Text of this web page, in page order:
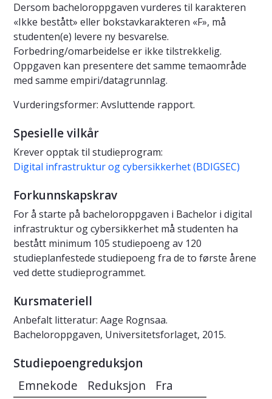
Dersom bacheloroppgaven vurderes til karakteren
«Ikke bestått» eller bokstavkarakteren «F», må
studenten(e) levere ny besvarelse.
Forbedring/omarbeidelse er ikke tilstrekkelig.
Oppgaven kan presentere det samme temaområde
med samme empiri/datagrunnlag.
Vurderingsformer: Avsluttende rapport.
Spesielle vilkår
Krever opptak til studieprogram:
Digital infrastruktur og cybersikkerhet (BDIGSEC)
Forkunnskapskrav
For å starte på bacheloroppgaven i Bachelor i digital
infrastruktur og cybersikkerhet må studenten ha
bestått minimum 105 studiepoeng av 120
studieplanfestede studiepoeng fra de to første årene
ved dette studieprogrammet.
Kursmateriell
Anbefalt litteratur: Aage Rognsaa.
Bacheloroppgaven, Universitetsforlaget, 2015.
Studiepoengreduksjon
Emnekode Reduksjon Fra